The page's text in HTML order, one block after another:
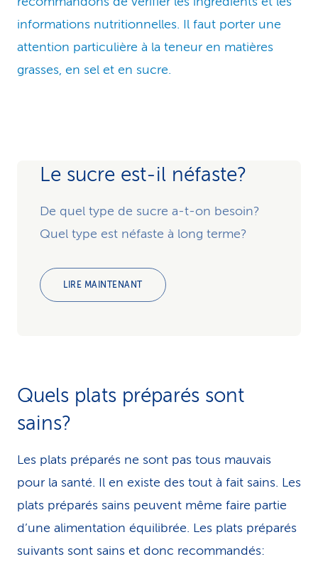
informations nutritionnelles. Il faut porter une
attention particulière à la teneur en matières
grasses, en sel et en sucre.
Le sucre est-il néfaste?
De quel type de sucre a-t-on besoin?
Quel type est néfaste à long terme?
LIRE MAINTENANT
Quels plats préparés sont
sains?
Les plats préparés ne sont pas tous mauvais
pour la santé. Il en existe des tout à fait sains. Les
plats préparés sains peuvent même faire partie
d’une alimentation équilibrée. Les plats préparés
suivants sont sains et donc recommandés: